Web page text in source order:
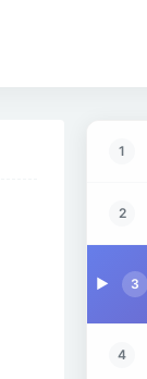
1
2
3
4